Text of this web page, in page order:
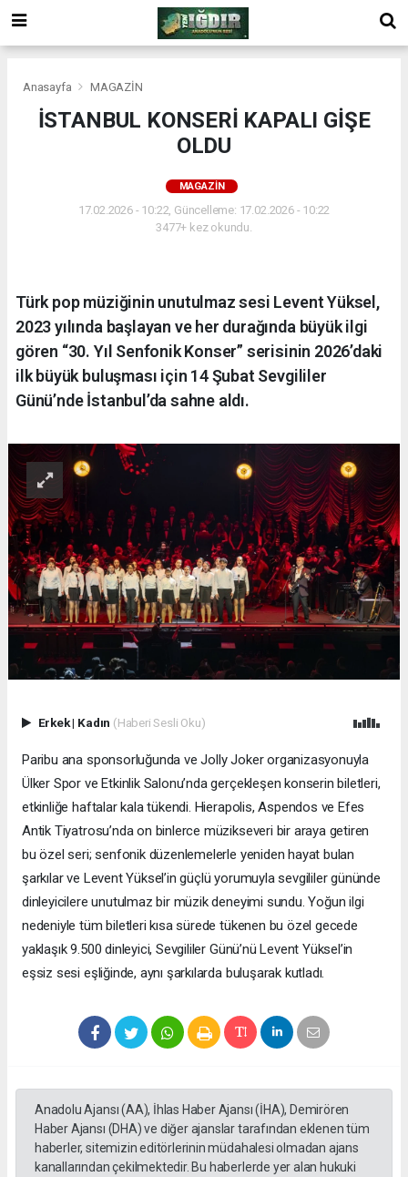
Anasayfa MAGAZİN
İSTANBUL KONSERİ KAPALI GİŞE
OLDU
MAGAZİN
17.02.2026 - 10:22, Güncelleme: 17.02.2026 - 10:22
3477+ kez okundu.
Türk pop müziğinin unutulmaz sesi Levent Yüksel,
2023 yılında başlayan ve her durağında büyük ilgi
gören “30. Yıl Senfonik Konser” serisinin 2026’daki
ilk büyük buluşması için 14 Şubat Sevgililer
Günü’nde İstanbul’da sahne aldı.
Erkek| Kadın (Haberi Sesli Oku)
Paribu ana sponsorluğunda ve Jolly Joker organizasyonuyla
Ülker Spor ve Etkinlik Salonu’nda gerçekleşen konserin biletleri,
etkinliğe haftalar kala tükendi. Hierapolis, Aspendos ve Efes
Antik Tiyatrosu’nda on binlerce müzikseveri bir araya getiren
bu özel seri; senfonik düzenlemelerle yeniden hayat bulan
şarkılar ve Levent Yüksel’in güçlü yorumuyla sevgililer gününde
dinleyicilere unutulmaz bir müzik deneyimi sundu. Yoğun ilgi
nedeniyle tüm biletleri kısa sürede tükenen bu özel gecede
yaklaşık 9.500 dinleyici, Sevgililer Günü’nü Levent Yüksel’in
eşsiz sesi eşliğinde, aynı şarkılarda buluşarak kutladı.
Anadolu Ajansı (AA), İhlas Haber Ajansı (İHA), Demirören
Haber Ajansı (DHA) ve diğer ajanslar tarafından eklenen tüm
haberler, sitemizin editörlerinin müdahalesi olmadan ajans
kanallarından çekilmektedir. Bu haberlerde yer alan hukuki